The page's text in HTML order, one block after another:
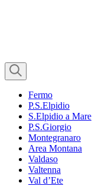
Fermo
P.S.Elpidio
S.Elpidio a Mare
P.S.Giorgio
Montegranaro
Area Montana
Valdaso
Valtenna
Val d’Ete